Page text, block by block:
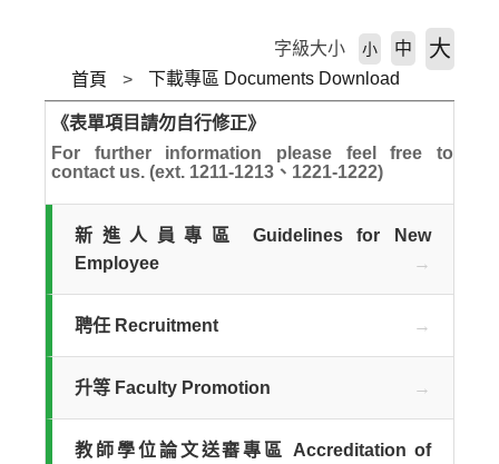
首頁 下載專區 Documents Download
字級大小 小 中 大
《表單項目請勿自行修正》
For further information please feel free to
contact us. (ext. 1211-1213、1221-1222)
新進人員專區 Guidelines for New
Employee
聘任 Recruitment
升等 Faculty Promotion
教師學位論文送審專區 Accreditation of